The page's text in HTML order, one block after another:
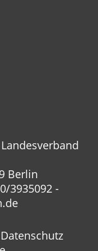
Berlin
3935092 -
Datenschutz